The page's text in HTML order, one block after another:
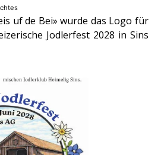
uf de Bei» wurde das Logo für
Jodlerfest 2028 in Sins